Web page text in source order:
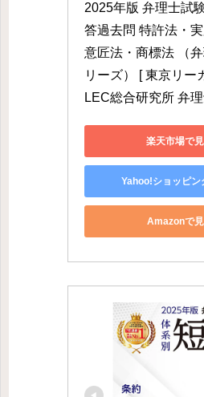
2025年版 弁理士試
答過去問 特許法・実
意匠法・商標法 （
リーズ） [ 東京リー
LEC総合研究所 弁
楽天市場で
Yahoo!ショッピン
Amazonで